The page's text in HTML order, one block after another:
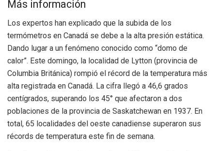
Más información
Los expertos han explicado que la subida de los
termómetros en Canadá se debe a la alta presión estática.
Dando lugar a un fenómeno conocido como “domo de
calor”. Este domingo, la localidad de Lytton (provincia de
Columbia Británica) rompió el récord de la temperatura más
alta registrada en Canadá. La cifra llegó a 46,6 grados
centígrados, superando los 45° que afectaron a dos
poblaciones de la provincia de Saskatchewan en 1937. En
total, 65 localidades del oeste canadiense superaron sus
récords de temperatura este fin de semana.